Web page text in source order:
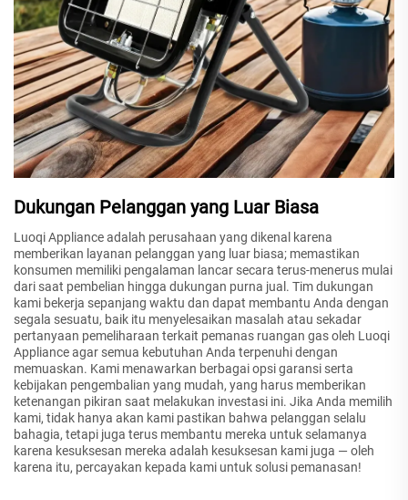
Dukungan Pelanggan yang Luar Biasa
Luoqi Appliance adalah perusahaan yang dikenal karena
memberikan layanan pelanggan yang luar biasa; memastikan
konsumen memiliki pengalaman lancar secara terus-menerus mulai
dari saat pembelian hingga dukungan purna jual. Tim dukungan
kami bekerja sepanjang waktu dan dapat membantu Anda dengan
segala sesuatu, baik itu menyelesaikan masalah atau sekadar
pertanyaan pemeliharaan terkait pemanas ruangan gas oleh Luoqi
Appliance agar semua kebutuhan Anda terpenuhi dengan
memuaskan. Kami menawarkan berbagai opsi garansi serta
kebijakan pengembalian yang mudah, yang harus memberikan
ketenangan pikiran saat melakukan investasi ini. Jika Anda memilih
kami, tidak hanya akan kami pastikan bahwa pelanggan selalu
bahagia, tetapi juga terus membantu mereka untuk selamanya
karena kesuksesan mereka adalah kesuksesan kami juga — oleh
karena itu, percayakan kepada kami untuk solusi pemanasan!